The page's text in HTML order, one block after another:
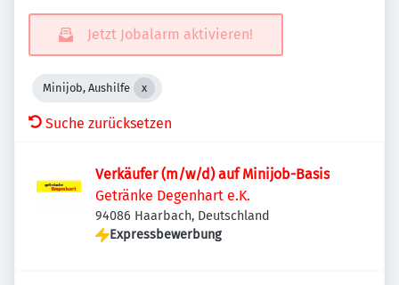
Jetzt Jobalarm aktivieren!
Minijob, Aushilfe
Suche zurücksetzen
Verkäufer (m/w/d) auf Minijob-Basis
Getränke Degenhart e.K.
94086 Haarbach, Deutschland
Expressbewerbung